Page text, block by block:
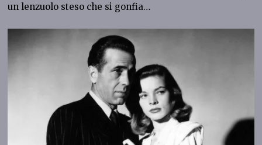
un lenzuolo steso che si gonfia…